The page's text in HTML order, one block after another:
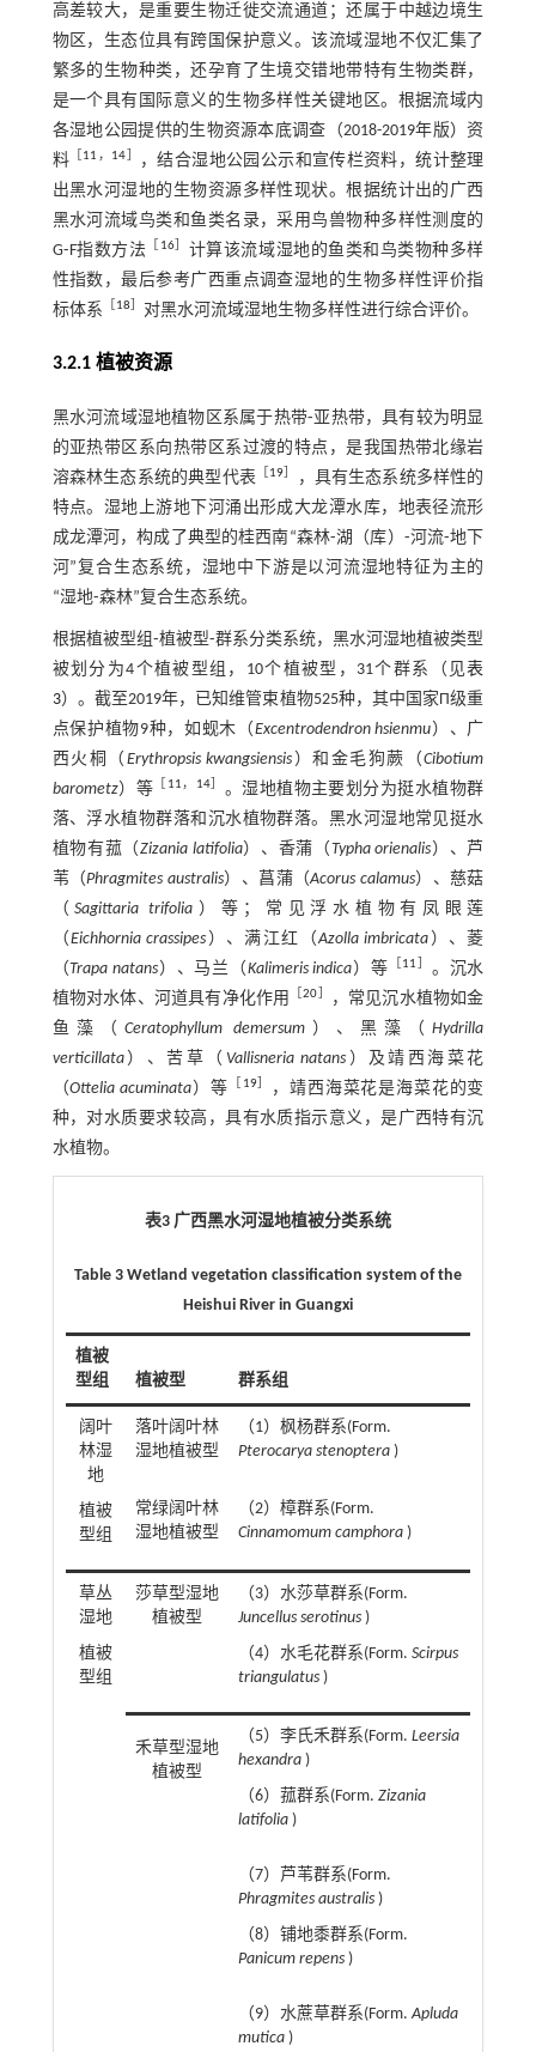
高差较大，是重要生物迁徙交流通道；还属于中越边境生
物区，生态位具有跨国保护意义。该流域湿地不仅汇集了
繁多的生物种类，还孕育了生境交错地带特有生物类群，
是一个具有国际意义的生物多样性关键地区。根据流域内
各湿地公园提供的生物资源本底调查（2018-2019年版）资
料
11 ， 14
，结合湿地公园公示和宣传栏资料，统计整理
出黑水河湿地的生物资源多样性现状。根据统计出的广西
黑水河流域鸟类和鱼类名录，采用鸟兽物种多样性测度的
G⁃F指数方法
16］ 计算该流域湿地的鱼类和鸟类物种多样
性指数，最后参考广西重点调查湿地的生物多样性评价指
标体系
18 对黑水河流域湿地生物多样性进行综合评价。
3.2.1 植被资源
黑水河流域湿地植物区系属于热带⁃亚热带，具有较为明显
的亚热带区系向热带区系过渡的特点，是我国热带北缘岩
溶森林生态系统的典型代表
19
，具有生态系统多样性的
特点。湿地上游地下河涌出形成大龙潭水库，地表径流形
成龙潭河，构成了典型的桂西南“森林⁃湖（库）⁃河流⁃地下
河”复合生态系统，湿地中下游是以河流湿地特征为主的
“湿地⁃森林”复合生态系统。
根据植被型组⁃植被型⁃群系分类系统，黑水河湿地植被类型
被划分为4个植被型组，10个植被型，31个群系（见表
3）。截至2019年，已知维管束植物525种，其中国家Π级重
点保护植物9种，如蚬木（ Excentrodendron hsienmu ）、广
西火桐（ Erythropsis kwangsiensis ）和金毛狗蕨（Cibotium
barometz）等 11， 14］ 。湿地植物主要划分为挺水植物群
落、浮水植物群落和沉水植物群落。黑水河湿地常见挺水
植物有菰（ Zizania latifolia）、香蒲（ Typha orienalis ）、芦
苇（Phragmites australis）、菖蒲（Acorus calamus）、慈菇
（Sagittaria trifolia ）等；常见浮水植物有凤眼莲
（ Eichhornia crassipes ）、满江红（Azolla imbricata ）、菱
（Trapa natans ）、马兰（ Kalimeris indica ）等 11
。沉水
植物对水体、河道具有净化作用
［20
，常见沉水植物如金
鱼藻（ Ceratophyllum demersum）、黑藻（Hydrilla
verticillata）、苦草（ Vallisneria natans ）及靖西海菜花
（Ottelia acuminata ）等 19］
，靖西海菜花是海菜花的变
种，对水质要求较高，具有水质指示意义，是广西特有沉
水植物。
表3 广西黑水河湿地植被分类系统
Table 3 Wetland vegetation classification system of the
Heishui River in Guangxi
植被
型组
植被型 群系组
阔叶
林湿
地
植被
型组
落叶阔叶林
湿地植被型
（1）枫杨群系(Form.
Pterocarya stenoptera)
常绿阔叶林
湿地植被型
（2）樟群系(Form.
Cinnamomum camphora)
草丛
湿地
植被
型组
莎草型湿地
植被型
（3）水莎草群系(Form.
Juncellus serotinus)
（4）水毛花群系(Form. Scirpus
triangulatus)
禾草型湿地
植被型
（5）李氏禾群系(Form. Leersia
hexandra)
（6）菰群系(Form. Zizania
latifolia)
（7）芦苇群系(Form.
Phragmites australis)
（8）铺地黍群系(Form.
Panicum repens)
（9）水蔗草群系(Form.Apluda
mutica)